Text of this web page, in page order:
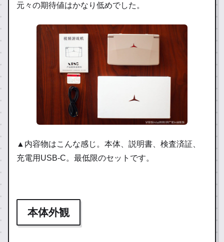
元々の期待値はかなり低めでした。
▲内容物はこんな感じ。本体、説明書、検査済証、
充電用USB-C。最低限のセットです。
本体外観